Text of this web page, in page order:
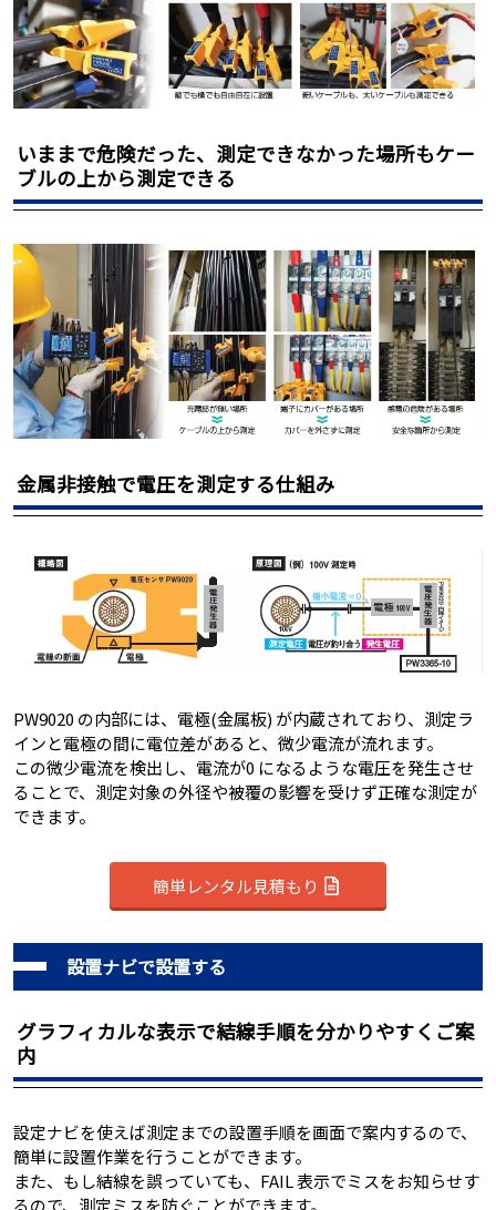
いままで危険だった、測定できなかった場所もケー
ブルの上から測定できる
金属非接触で電圧を測定する仕組み
PW9020 の内部には、電極(金属板) が内蔵されており、測定ラ
インと電極の間に電位差があると、微少電流が流れます。
この微少電流を検出し、電流が0 になるような電圧を発生させ
ることで、測定対象の外径や被覆の影響を受けず正確な測定が
できます。
簡単レンタル見積もり
設置ナビで設置する
グラフィカルな表示で結線手順を分かりやすくご案
内
設定ナビを使えば測定までの設置手順を画面で案内するので、
簡単に設置作業を行うことができます。
また、もし結線を誤っていても、FAIL 表示でミスをお知らせす
るので、測定ミスを防ぐことができます。